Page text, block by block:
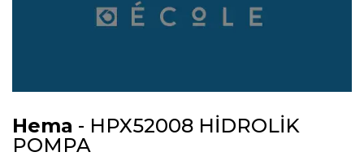
Hema - HPX52008 HİDROLİK
POMPA